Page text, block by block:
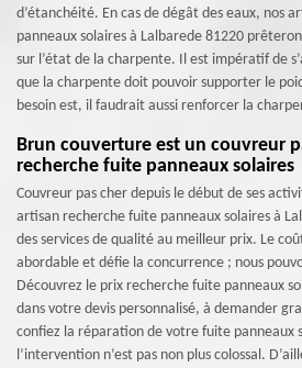
d’étanchéité. En cas de dégât des eaux, nos
panneaux solaires à Lalbarede 81220
sur l’état de la charpente. Il est impératif de
que la charpente doit pouvoir supporter le
besoin est, il faudrait aussi renforcer la
Brun couverture est un couvreur
recherche fuite panneaux solaires
Couvreur pas cher depuis le début de ses
artisan recherche fuite panneaux solaires à
des services de qualité au meilleur prix. Le
abordable et défie la concurrence ; nous
Découvrez le prix recherche fuite panneaux
dans votre devis personnalisé, à demander
confiez la réparation de votre fuite panneaux
l’intervention n’est pas non plus colossal.